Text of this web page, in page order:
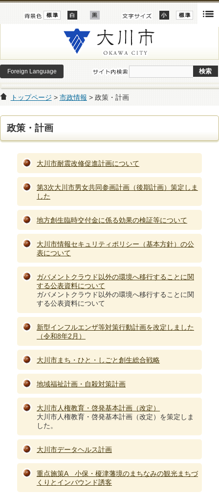
Foreign Language
トップページ > 市政情報 > 政策・計画
政策・計画
大川市耐震改修促進計画について
第3次大川市男女共同参画計画（後期計画）策定しま
した
地方創生臨時交付金に係る効果の検証等について
大川市情報セキュリティポリシー（基本方針）の公
表について
ガバメントクラウド以外の環境へ移行することに関
する公表資料について
ガバメントクラウド以外の環境へ移行することに関
する公表資料について
新型インフルエンザ等対策行動計画を改定しました
（令和8年2月）
大川市まち・ひと・しごと創生総合戦略
地域福祉計画・自殺対策計画
大川市人権教育・啓発基本計画（改定）
大川市人権教育・啓発基本計画（改定）を策定しま
した。
大川市データヘルス計画
重点施策A 小保・榎津藩境のまちなみの観光まちづ
くりとインバウンド誘客